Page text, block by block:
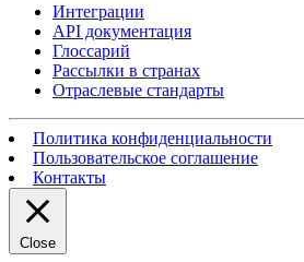
Интеграции
API документация
Глоссарий
Рассылки в странах
Отраслевые стандарты
Политика конфиденциальности
Пользовательское соглашение
Контакты
Close